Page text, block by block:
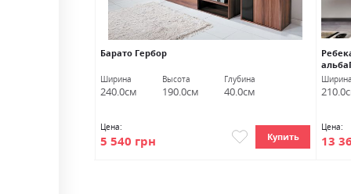
Барато Гербор
Ширина
240.0см
Высота
190.0см
Глубина
40.0см
Цена:
5 540 грн Купить
Ширина
Цена:
13